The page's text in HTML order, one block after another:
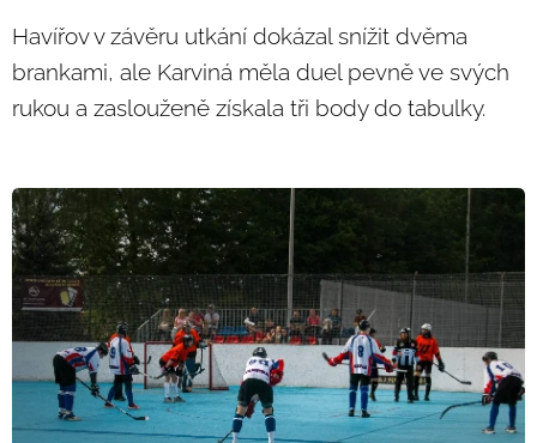
Havířov v závěru utkání dokázal snížit dvěma
brankami, ale Karviná měla duel pevně ve svých
rukou a zaslouženě získala tři body do tabulky.